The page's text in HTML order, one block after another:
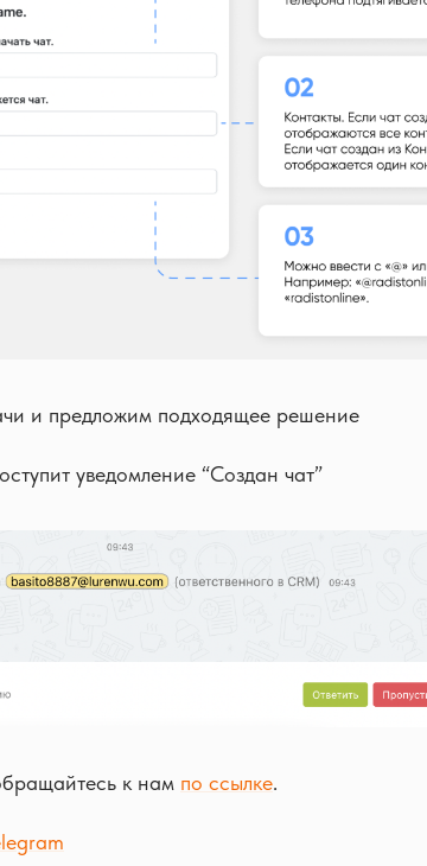
и предложим подходящее решение
уведомление “Создан чат”
к нам по ссылке.